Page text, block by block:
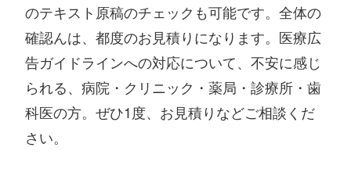
のテキスト原稿のチェックも可能です。全体の
確認んは、都度のお見積りになります。医療広
告ガイドラインへの対応について、不安に感じ
られる、病院・クリニック・薬局・診療所・歯
科医の方。ぜひ1度、お見積りなどご相談くだ
さい。